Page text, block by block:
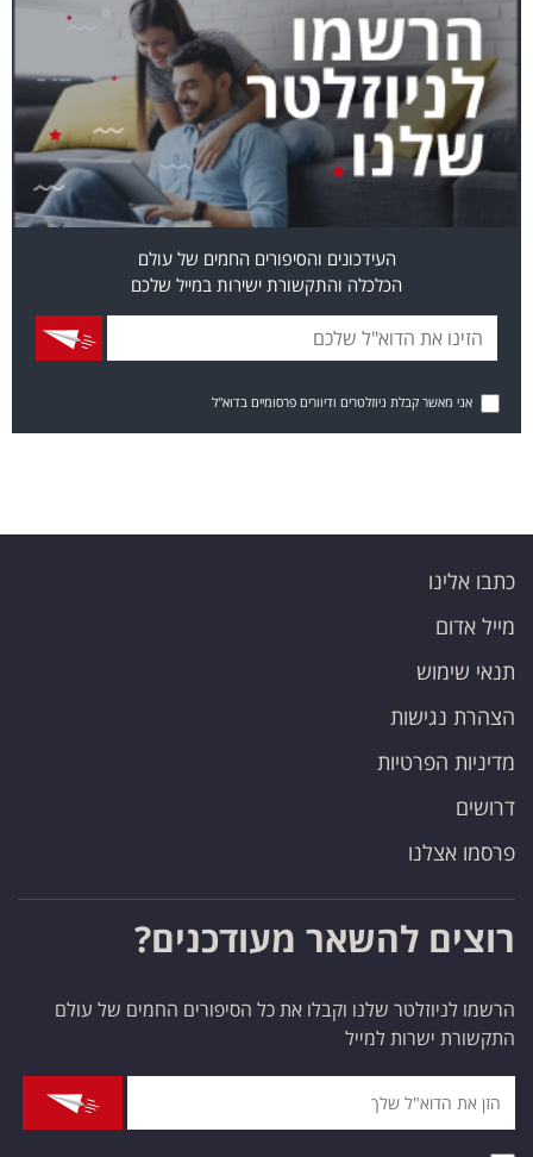
העידכונים והסיפורים החמים של עולם
הכלכלה והתקשורת ישירות במייל שלכם
אני מאשר קבלת ניוזלטרים ודיוורים פרסומיים בדוא"ל
כתבו אלינו
מייל אדום
תנאי שימוש
הצהרת נגישות
מדיניות הפרטיות
דרושים
פרסמו אצלנו
רוצים להשאר מעודכנים?
הרשמו לניוזלטר שלנו וקבלו את כל הסיפורים החמים של עולם
התקשורת ישרות למייל